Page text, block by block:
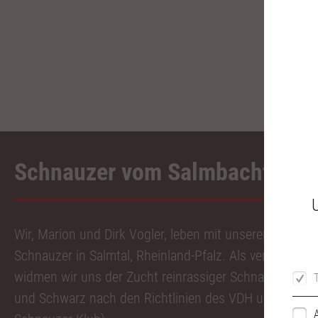
Schnauzer vom Salmbachtal
Wir, Marion und Dirk Vogler, leben mit unserer
Schnauzer in Salmtal, Rheinland-Pfalz. Als
widmen wir uns der Zucht reinrassiger Schnauzer in
und Schwarz nach den Richtlinien des VDH und des